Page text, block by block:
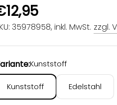
35978958, inkl. MwSt. zzgl.
Kunststoff
Kunststoff Edelstahl